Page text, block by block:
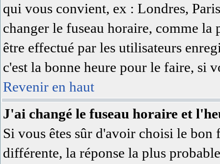
qui vous convient, ex : Londres,
changer le fuseau horaire, comme
être effectué par les utilisateurs
c'est la bonne heure pour le faire, si
Revenir en haut
J'ai changé le fuseau horaire et
Si vous êtes sûr d'avoir choisi le bon
différente, la réponse la plus